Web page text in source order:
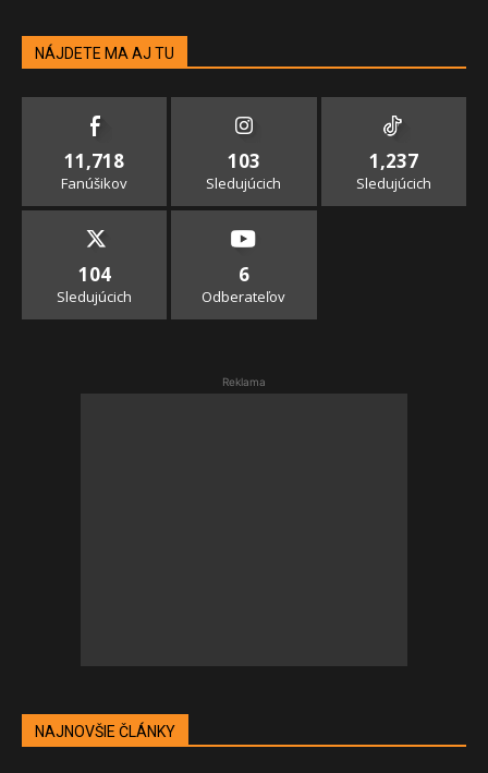
NÁJDETE MA AJ TU
11,718
Fanúšikov
103
Sledujúcich
1,237
Sledujúcich
104
Sledujúcich
6
Odberateľov
Reklama
NAJNOVŠIE ČLÁNKY